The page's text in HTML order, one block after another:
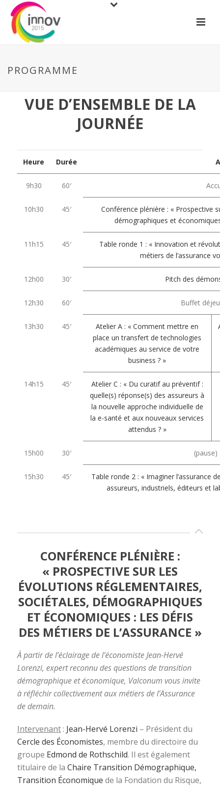
PROGRAMME
VUE D’ENSEMBLE DE LA
JOURNÉE
Heure Durée
9h30 60′
10h30 45′
Conférence plénière : « Prospective
démographiques et
11h15 45′
Table ronde 1 : « Innovation et
métiers de l’assurance
12h00 30′ Pitch des
12h30 60′ Buffet
13h30 45′
Atelier A : « Comment mettre en
place un transfert de technologies
académiques au service de votre
business ? »
14h15 45′
Atelier C : « Du curatif au préventif :
quelle(s) réponse(s) des assureurs à
la nouvelle approche individuelle de
la e-santé et aux nouveaux services
attendus ? »
15h00 30′ (pause)
15h30 45′
Table ronde 2 : « Imaginer l’assurance
assureurs, industriels, éditeurs et
CONFÉRENCE PLÉNIÈRE :
« PROSPECTIVE SUR LES
ÉVOLUTIONS RÉGLEMENTAIRES,
SOCIÉTALES, DÉMOGRAPHIQUES
ET ÉCONOMIQUES : LES DÉFIS
DES MÉTIERS DE L’ASSURANCE »
À partir de l’éclairage de l’économiste Jean-Hervé
Lorenzi, expert reconnu des questions de transition
démographique et économique, Valconum vous invite
à réfléchir collectivement aux métiers de l’Assurance
de demain.
Intervenant: Jean-Hervé Lorenzi – Président du
Cercle des Économistes, membre du directoire du
groupe Edmond de Rothschild. Il est également
titulaire de la Chaire Transition Démographique,
Transition Économique de la Fondation du Risque,